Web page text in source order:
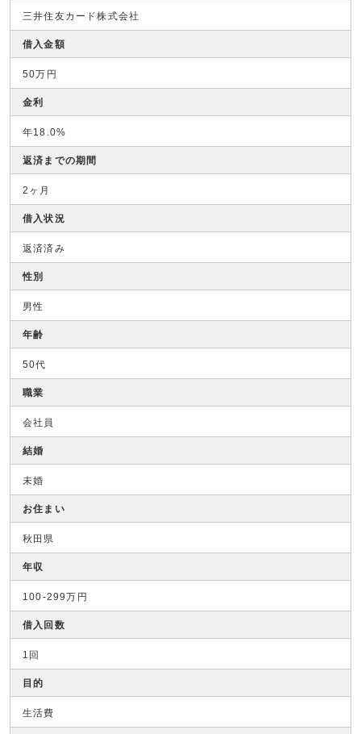
三井住友カード株式会社
借入金額
50万円
金利
年18.0%
返済までの期間
2ヶ月
借入状況
返済済み
性別
男性
年齢
50代
職業
会社員
結婚
未婚
お住まい
秋田県
年収
100-299万円
借入回数
1回
目的
生活費